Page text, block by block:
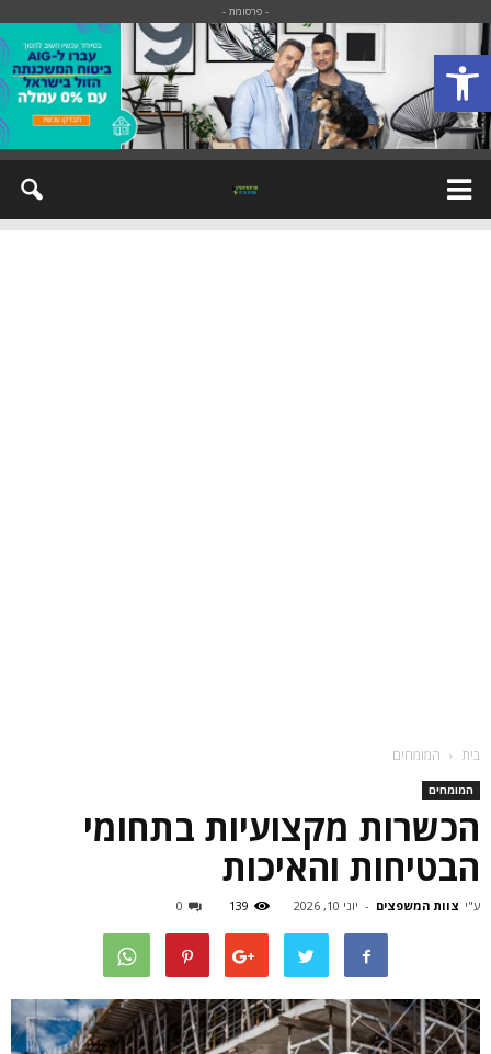
פתח סרגל נגישות
- פרסומת -
בית המומחים
המומחים
הכשרות מקצועיות בתחומי
הבטיחות והאיכות
ע"י צוות המשפצים - יוני 10, 2026 139
0